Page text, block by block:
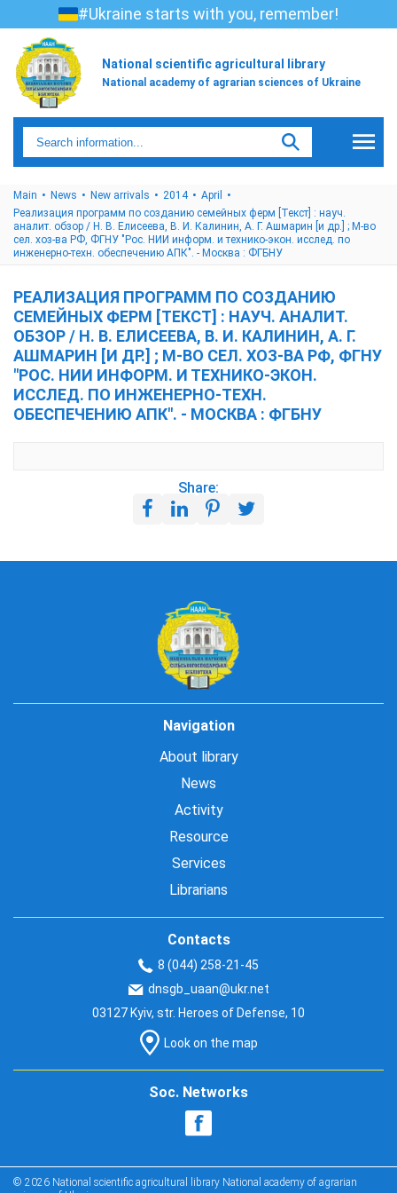
#Ukraine starts with you, remember!
National scientific agricultural library
National academy of agrarian sciences of Ukraine
Main News New arrivals 2014
April
Реализация программ по созданию семейных ферм [Текст] : науч.
аналит. обзор / Н. В. Елисеева, В. И. Калинин, А. Г. Ашмарин [и др.] ; М-во
сел. хоз-ва РФ, ФГНУ "Рос. НИИ информ. и технико-экон. исслед. по
инженерно-техн. обеспечению АПК". - Москва : ФГБНУ
РЕАЛИЗАЦИЯ ПРОГРАММ ПО СОЗДАНИЮ
СЕМЕЙНЫХ ФЕРМ [ТЕКСТ] : НАУЧ. АНАЛИТ.
ОБЗОР / Н. В. ЕЛИСЕЕВА, В. И. КАЛИНИН, А. Г.
АШМАРИН [И ДР.] ; М-ВО СЕЛ. ХОЗ-ВА РФ, ФГНУ
"РОС. НИИ ИНФОРМ. И ТЕХНИКО-ЭКОН.
ИССЛЕД. ПО ИНЖЕНЕРНО-ТЕХН.
ОБЕСПЕЧЕНИЮ АПК". - МОСКВА : ФГБНУ
Share:
Navigation
About library
News
Activity
Resource
Services
Librarians
Contacts
8 (044) 258-21-45
dnsgb_uaan@ukr.net
03127 Kyiv, str. Heroes of Defense, 10
Look on the map
Soc. Networks
© 2026 National scientific agricultural library National academy of agrarian